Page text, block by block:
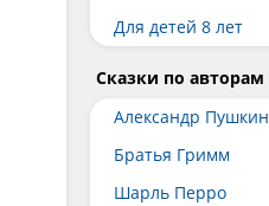
Для детей 8 лет
Сказки по авторам
Александр Пушкин
Братья Гримм
Шарль Перро